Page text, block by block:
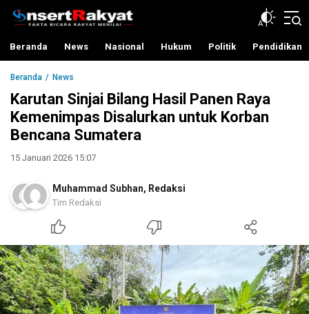
InsertRakyat.com
Fakta Bicara Rakyat Menilai
Beranda News Nasional Hukum Politik Pendidikan
Beranda News
Karutan Sinjai Bilang Hasil Panen Raya
Kemenimpas Disalurkan untuk Korban
Bencana Sumatera
15 Januari 2026 15:07
Muhammad Subhan, Redaksi
Tim Redaksi